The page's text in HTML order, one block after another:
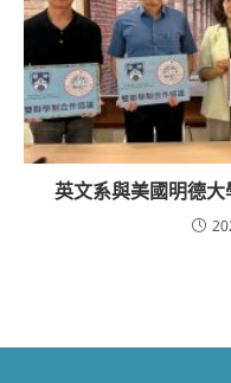
英文系與美國明德